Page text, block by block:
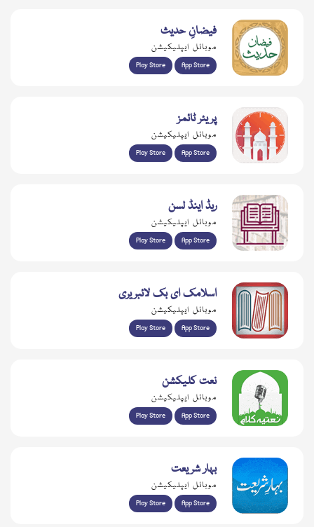
فیضانِ حدیث
موبائل ایپلیکیشن
Play Store App Store
پریئر ٹائمز
موبائل ایپلیکیشن
Play Store App Store
ریڈ اینڈ لسن
موبائل ایپلیکیشن
Play Store App Store
اسلامک ای بک لائبریری
موبائل ایپلیکیشن
Play Store App Store
نعت کلیکشن
موبائل ایپلیکیشن
Play Store App Store
بہار شریعت
موبائل ایپلیکیشن
Play Store App Store